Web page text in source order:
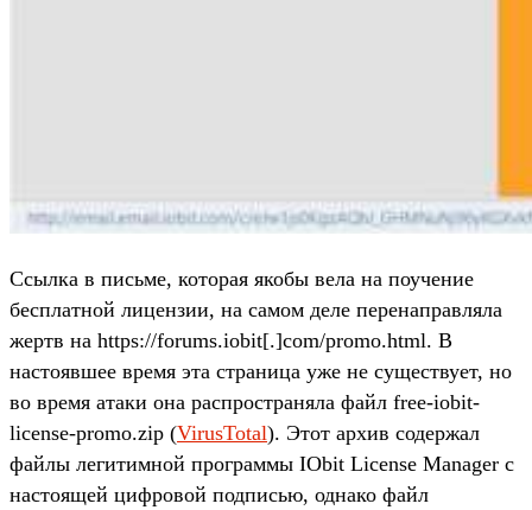
Ссылка в письме, которая якобы вела на поучение
бесплатной лицензии, на самом деле перенаправляла
жертв на https://forums.iobit[.]com/promo.html. В
настоявшее время эта страница уже не существует, но
во время атаки она распространяла файл free-iobit-
license-promo.zip (VirusTotal). Этот архив содержал
файлы легитимной программы IObit License Manager с
настоящей цифровой подписью, однако файл